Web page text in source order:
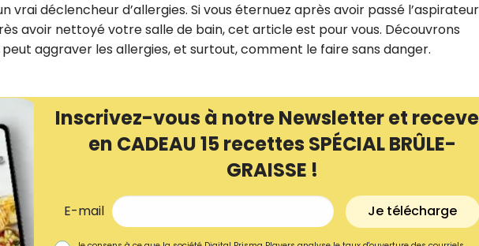
vrai déclencheur d’allergies. Si vous éternuez après avoir passé
avoir nettoyé votre salle de bain, cet article est pour vous. Découvrons
aggraver les allergies, et surtout, comment le faire sans danger.
Inscrivez-vous à notre Newsletter et
en CADEAU 15 recettes SPÉCIAL BRÛLE-
GRAISSE !
E-mail Je télécharge